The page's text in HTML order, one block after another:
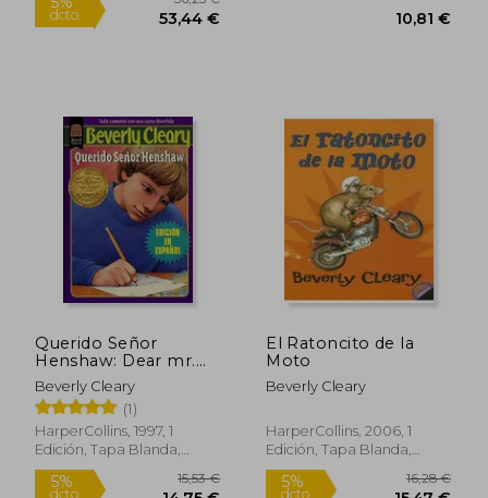
5%
12,61 €
Querido Señor
Henshaw: Dear mr.
Henshaw (Spanish
Edition)
Beverly Cleary
(1)
HarperCollins, 1997, 1
Edición, Tapa Blanda,
Nuevo
El Ratoncito de la
Moto
Beverly Cleary
HarperCollins, 2006, 1
Edición, Tapa Blanda,
Nuevo